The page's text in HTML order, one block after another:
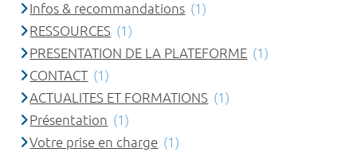
Infos & recommandations (1)
RESSOURCES (1)
PRESENTATION DE LA PLATEFORME (1)
CONTACT (1)
ACTUALITES ET FORMATIONS (1)
Présentation (1)
Votre prise en charge (1)